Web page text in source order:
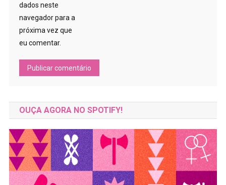
dados neste
navegador para a
próxima vez que
eu comentar.
OUÇA AGORA NO SPOTIFY!